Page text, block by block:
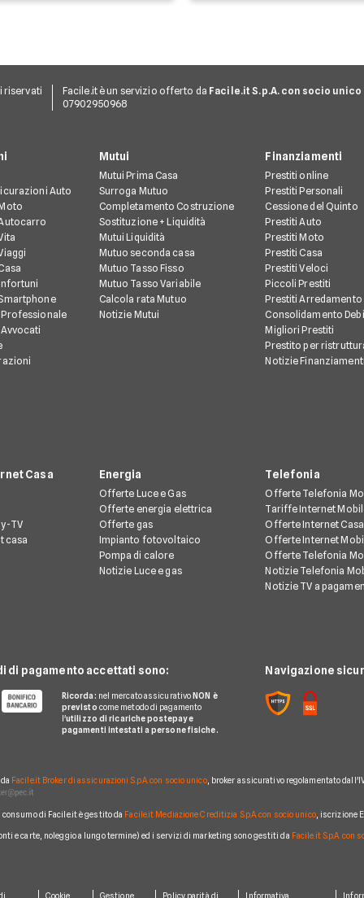
riservati Facile.it è un servizio offerto da Facile.it S.p.A. con socio unico
07902950968
Auto
Mutui
Mutui Prima Casa
Surroga Mutuo
Completamento Costruzione
Sostituzione + Liquidità
Mutui Liquidità
Mutuo seconda casa
Mutuo Tasso Fisso
Mutuo Tasso Variabile
Calcola rata Mutuo
Notizie Mutui
Finanziamenti
Prestiti online
Prestiti Personali
Cessione del Quinto
Prestiti Auto
Prestiti Moto
Prestiti Casa
Prestiti Veloci
Piccoli Prestiti
Prestiti Arredamento
Consolidamento
Migliori Prestiti
Prestito per
Notizie
Casa
TV
casa
Energia
Offerte Luce e Gas
Offerte energia elettrica
Offerte gas
Impianto fotovoltaico
Pompa di calore
Notizie Luce e gas
Telefonia
Offerte Telefonia
Tariffe Internet
Offerte Internet Casa
Offerte Internet
Offerte Telefonia
Notizie Telefonia
Notizie TV a
di pagamento accettati sono:
Ricorda: nel mercato assicurativo NON è
previsto come metodo di pagamento
l'utilizzo di ricariche postepay e
pagamenti intestati a persone fisiche.
Navigazione
Facile.it Broker di assicurazioni S.p.A. con socio unico, broker assicurativo regolamentato
di Facile.it è gestito da Facile.it Mediazione Creditizia S.p.A. con socio unico, iscrizione
e carte, noleggio a lungo termine) ed i servizi di marketing sono gestiti da Facile.it S.p.A. con
Cookie Gestione Policy parità di Informativa